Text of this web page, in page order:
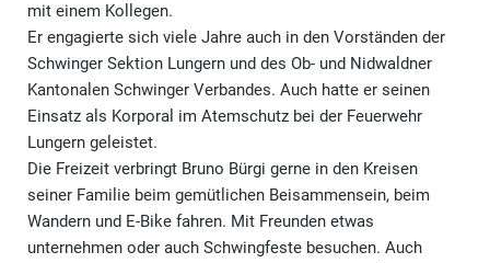
mit einem Kollegen.
Er engagierte sich viele Jahre auch in den Vorständen der
Schwinger Sektion Lungern und des Ob- und Nidwaldner
Kantonalen Schwinger Verbandes. Auch hatte er seinen
Einsatz als Korporal im Atemschutz bei der Feuerwehr
Lungern geleistet.
Die Freizeit verbringt Bruno Bürgi gerne in den Kreisen
seiner Familie beim gemütlichen Beisammensein, beim
Wandern und E-Bike fahren. Mit Freunden etwas
unternehmen oder auch Schwingfeste besuchen. Auch